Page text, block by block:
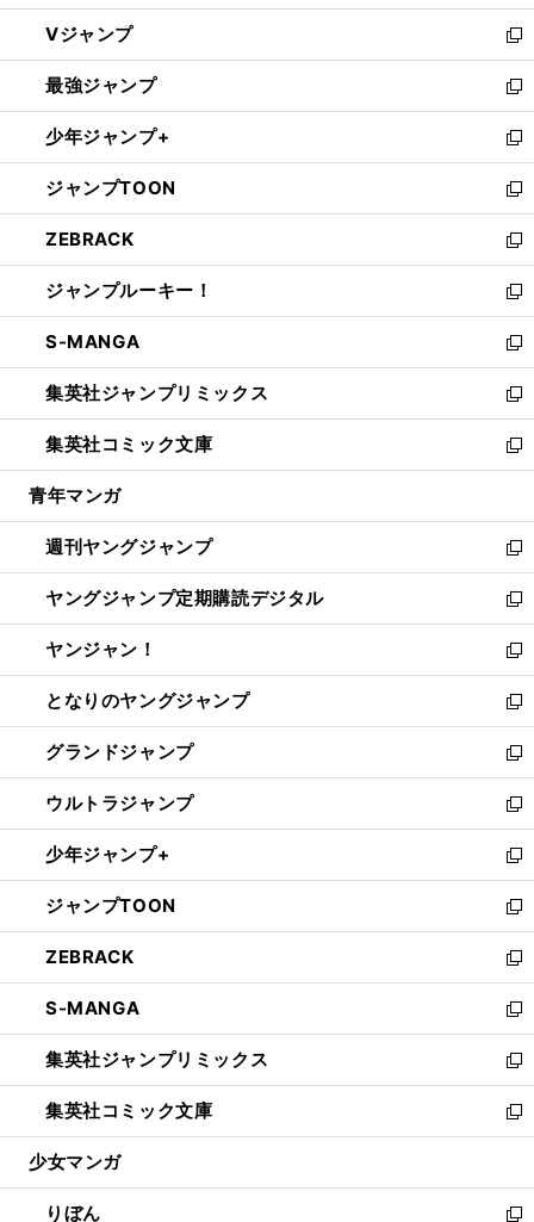
ウ
ィ
ン
ド
ウ
で
開
く
し
い
ウ
ィ
ン
ド
ウ
で
開
く
Vジャンプ
新
し
い
ウ
ィ
ン
ド
ウ
で
開
く
最強ジャンプ
新
し
い
ウ
ィ
ン
ド
ウ
で
開
く
少年ジャンプ+
新
し
い
ウ
ィ
ン
ド
ウ
で
開
く
ジャンプTOON
新
し
い
ウ
ィ
ン
ド
ウ
で
開
く
ZEBRACK
新
し
い
ウ
ィ
ン
ド
ウ
で
開
ジャンプルーキー！
新
し
い
ウ
ィ
ン
ド
ウ
開
く
S-MANGA
新
し
い
ウ
ィ
ン
ウ
で
開
く
集英社ジャンプリミックス
新
し
い
ウ
ン
ド
ウ
で
開
く
集英社コミック文庫
新
し
ウ
ィ
ン
ド
ウ
で
開
く
青年マンガ
週刊ヤングジャンプ
新
し
い
ウ
ィ
ン
ド
ウ
で
開
く
ヤングジャンプ定期購読デジタル
新
し
い
ウ
ィ
ン
ド
ウ
で
開
く
ヤンジャン！
新
し
い
ウ
ィ
ン
ド
ウ
で
開
く
となりのヤングジャンプ
新
し
い
ウ
ィ
ン
ド
ウ
で
開
く
グランドジャンプ
新
し
い
ウ
ィ
ン
ド
ウ
で
開
く
ウルトラジャンプ
新
し
い
ウ
ィ
ン
ド
ウ
で
開
く
少年ジャンプ+
新
し
い
ウ
ィ
ン
ド
ウ
で
開
く
ジャンプTOON
新
し
い
ウ
ィ
ン
ド
ウ
で
開
ZEBRACK
新
し
い
ウ
ィ
ン
ド
ウ
開
く
S-MANGA
新
し
い
ウ
ィ
ン
ウ
で
集英社ジャンプリミックス
新
し
い
ウ
ン
ド
集英社コミック文庫
新
し
ウ
ィ
少女マンガ
りぼん